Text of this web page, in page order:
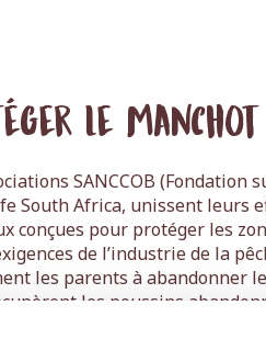
le manchot
SANCCOB (Fondation
South Africa, unissent leurs
conçues pour protéger les
de l’industrie de la
les parents à abandonner
les poussins
puis relâchés